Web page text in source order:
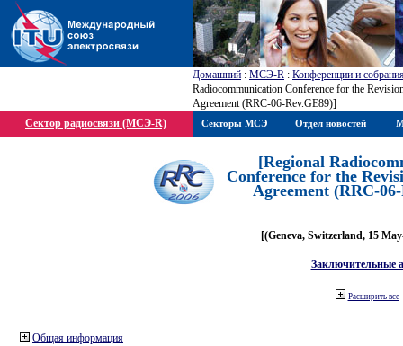
Домашний : МСЭ-R : Конференции и
Radiocommunication Conference for the
Agreement (RRC-06-Rev.GE89)]
Сектор радиосвязи (МСЭ-R)
[Regional
Conference for the
Agreement (RRC-
[(Geneva, Switzerland, 15
Заключительные
Расширить все
Общая информация
Секторы МСЭ Отдел новостей